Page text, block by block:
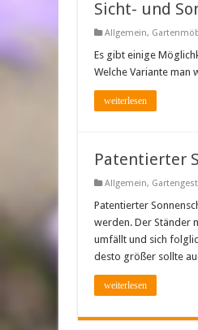
Sicht- und
Allgemein,
Es gibt einige
Welche Variante man
weiterlesen
Patentierter
Allgemein,
Patentierter
werden. Der Ständer
umfällt und sich
desto größer sollte
weiterlesen